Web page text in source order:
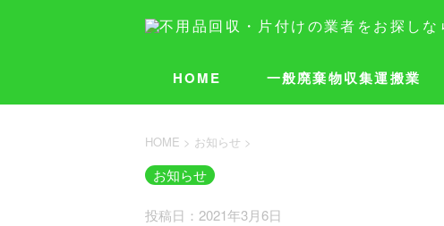
HOME 一般廃棄物収集運搬業
HOME > お知らせ >
お知らせ
投稿日：2021年3月6日